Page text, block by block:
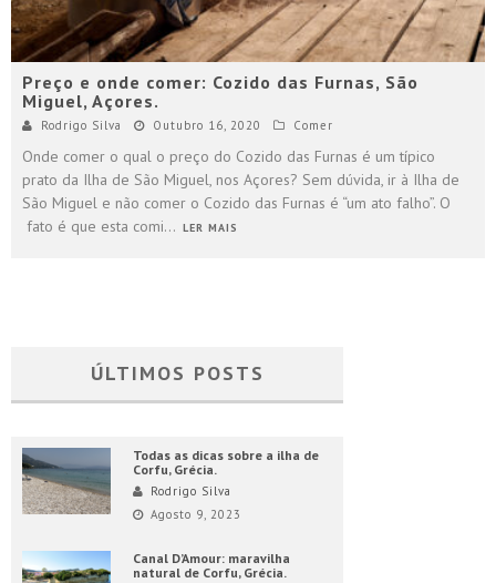
Preço e onde comer: Cozido das Furnas, São
Miguel, Açores.
Rodrigo Silva Outubro 16, 2020 Comer
Onde comer o qual o preço do Cozido das Furnas é um típico
prato da Ilha de São Miguel, nos Açores? Sem dúvida, ir à Ilha de
São Miguel e não comer o Cozido das Furnas é “um ato falho”. O
fato é que esta comi... LER MAIS
ÚLTIMOS POSTS
Todas as dicas sobre a ilha de
Corfu, Grécia.
Rodrigo Silva
Agosto 9, 2023
Canal D’Amour: maravilha
natural de Corfu, Grécia.